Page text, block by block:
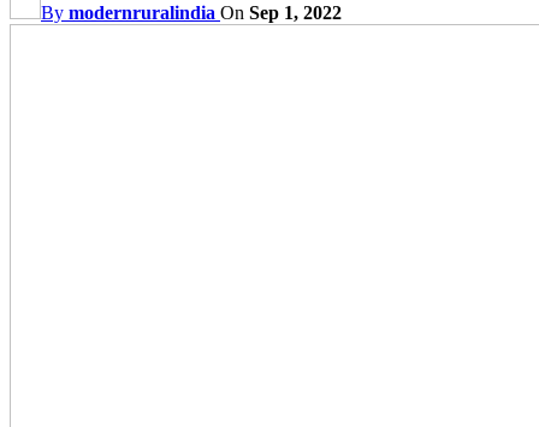
By modernruralindia On Sep 1, 2022